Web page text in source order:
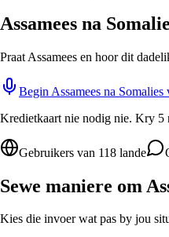
Assamees na
Praat Assamees en hoor dit
Begin Assamees na Somalies
Kredietkaart nie nodig nie. Kry 5
Gebruikers van 118 lande
Sewe maniere om
Kies die invoer wat pas by jou